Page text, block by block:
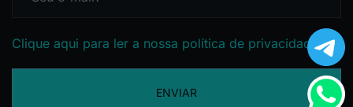
Clique aqui para ler a nossa política de privacidade
ENVIAR